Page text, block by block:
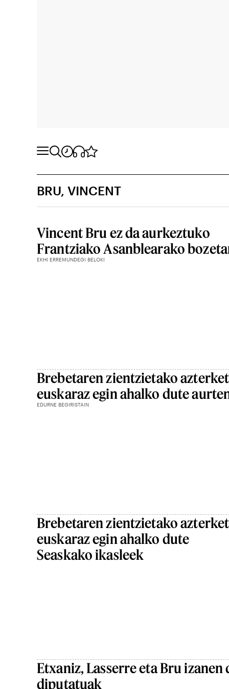
BRU, VINCENT
Vincent Bru ez da aurkeztuko
Frantziako Asanblearako
EKHI ERREMUNDEGI BELOKI
Brebetaren zientzietako
euskaraz egin ahalko dute
EDURNE BEGIRISTAIN
Brebetaren zientzietako
euskaraz egin ahalko dute
Seaskako ikasleek
Etxaniz, Lasserre eta Bru
diputatuak